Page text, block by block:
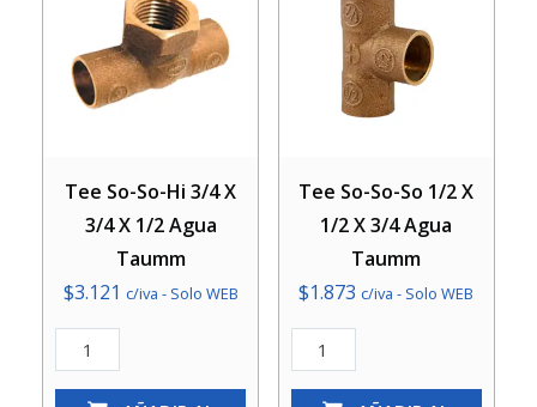
Tee So-So-Hi 3/4 X
3/4 X 1/2 Agua
Taumm
$3.121 c/iva - Solo WEB
Tee
So-
Tee So-So-So 1/2 X
1/2 X 3/4 Agua
Taumm
$1.873 c/iva - Solo WEB
Tee
So-